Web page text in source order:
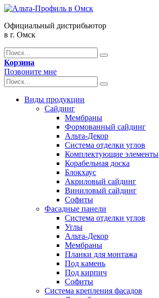
Официальный дистрибьютор
в г. Омск
Корзина
Позвоните мне
Виды продукции
Сайдинг
Мембраны
Формованный сайдинг
Альта-Декор
Система отделки углов
Комплектующие элементы
Корабельная доска
Блокхаус
Акриловый сайдинг
Виниловый сайдинг
Софиты
Фасадные панели
Система отделки углов
Углы
Альта-Декор
Мембраны
Планки для монтажа
Под камень
Под кирпич
Софиты
Система крепления фасадов